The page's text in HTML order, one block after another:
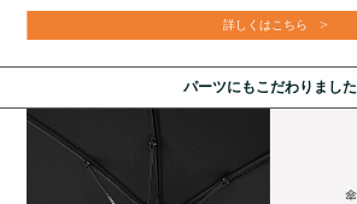
詳しくはこちら
パーツにもこだわりました